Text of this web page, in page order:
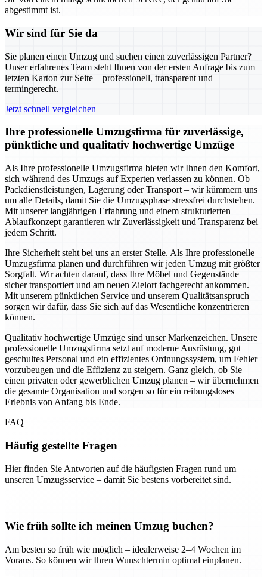
abgestimmt ist.
Wir sind für Sie da
Sie planen einen Umzug und suchen einen zuverlässigen Partner?
Unser erfahrenes Team steht Ihnen von der ersten Anfrage bis zum
letzten Karton zur Seite – professionell, transparent und
termingerecht.
Jetzt schnell vergleichen
Ihre professionelle Umzugsfirma für zuverlässige,
pünktliche und qualitativ hochwertige Umzüge
Als Ihre professionelle Umzugsfirma bieten wir Ihnen den Komfort,
sich während des Umzugs auf Experten verlassen zu können. Ob
Packdienstleistungen, Lagerung oder Transport – wir kümmern uns
um alle Details, damit Sie die Umzugsphase stressfrei durchstehen.
Mit unserer langjährigen Erfahrung und einem strukturierten
Ablaufkonzept garantieren wir Zuverlässigkeit und Transparenz bei
jedem Schritt.
Ihre Sicherheit steht bei uns an erster Stelle. Als Ihre professionelle
Umzugsfirma planen und durchführen wir jeden Umzug mit größter
Sorgfalt. Wir achten darauf, dass Ihre Möbel und Gegenstände
sicher transportiert und am neuen Zielort fachgerecht ankommen.
Mit unserem pünktlichen Service und unserem Qualitätsanspruch
sorgen wir dafür, dass Sie sich auf das Wesentliche konzentrieren
können.
Qualitativ hochwertige Umzüge sind unser Markenzeichen. Unsere
professionelle Umzugsfirma setzt auf moderne Ausrüstung, gut
geschultes Personal und ein effizientes Ordnungssystem, um Fehler
vorzubeugen und die Effizienz zu steigern. Ganz gleich, ob Sie
einen privaten oder gewerblichen Umzug planen – wir übernehmen
die gesamte Organisation und sorgen so für ein reibungsloses
Erlebnis von Anfang bis Ende.
FAQ
Häufig gestellte Fragen
Hier finden Sie Antworten auf die häufigsten Fragen rund um
unseren Umzugsservice – damit Sie bestens vorbereitet sind.
Wie früh sollte ich meinen Umzug buchen?
Am besten so früh wie möglich – idealerweise 2–4 Wochen im
Voraus. So können wir Ihren Wunschtermin optimal einplanen.